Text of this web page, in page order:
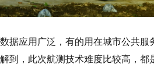
据应用广泛，有的用在城市公共服
到，此次航测技术难度比较高，都